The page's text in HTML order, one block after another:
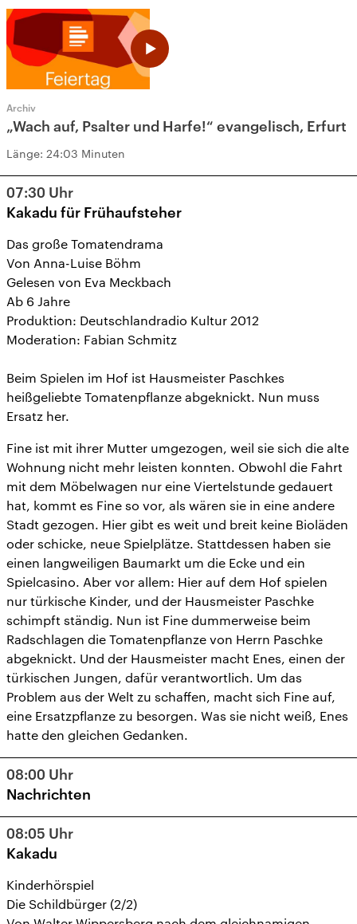
Archiv
„Wach auf, Psalter und Harfe!“ evangelisch, Erfurt
Länge: 24:03 Minuten
07:30 Uhr
Kakadu für Frühaufsteher
Das große Tomatendrama
Von Anna-Luise Böhm
Gelesen von Eva Meckbach
Ab 6 Jahre
Produktion: Deutschlandradio Kultur 2012
Moderation: Fabian Schmitz
Beim Spielen im Hof ist Hausmeister Paschkes
heißgeliebte Tomatenpflanze abgeknickt. Nun muss
Ersatz her.
Fine ist mit ihrer Mutter umgezogen, weil sie sich die alte
Wohnung nicht mehr leisten konnten. Obwohl die Fahrt
mit dem Möbelwagen nur eine Viertelstunde gedauert
hat, kommt es Fine so vor, als wären sie in eine andere
Stadt gezogen. Hier gibt es weit und breit keine Bioläden
oder schicke, neue Spielplätze. Stattdessen haben sie
einen langweiligen Baumarkt um die Ecke und ein
Spielcasino. Aber vor allem: Hier auf dem Hof spielen
nur türkische Kinder, und der Hausmeister Paschke
schimpft ständig. Nun ist Fine dummerweise beim
Radschlagen die Tomatenpflanze von Herrn Paschke
abgeknickt. Und der Hausmeister macht Enes, einen der
türkischen Jungen, dafür verantwortlich. Um das
Problem aus der Welt zu schaffen, macht sich Fine auf,
eine Ersatzpflanze zu besorgen. Was sie nicht weiß, Enes
hatte den gleichen Gedanken.
08:00 Uhr
Nachrichten
08:05 Uhr
Kakadu
Kinderhörspiel
Die Schildbürger (2/2)